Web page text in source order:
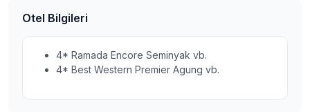
Otel Bilgileri
4* Ramada Encore Seminyak vb.
4* Best Western Premier Agung vb.